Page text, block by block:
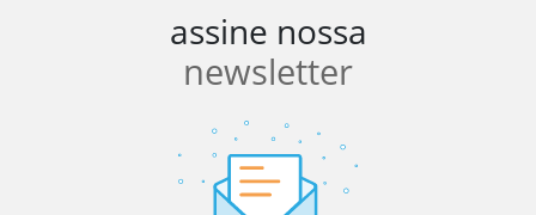
assine nossa
newsletter